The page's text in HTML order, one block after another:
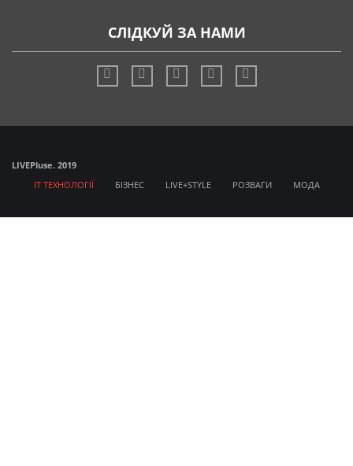
СЛІДКУЙ ЗА НАМИ
LIVEPluse. 2019
IT ТЕХНОЛОГІЇ
БІЗНЕС LIVE+STYLE РОЗВАГИ МОДА